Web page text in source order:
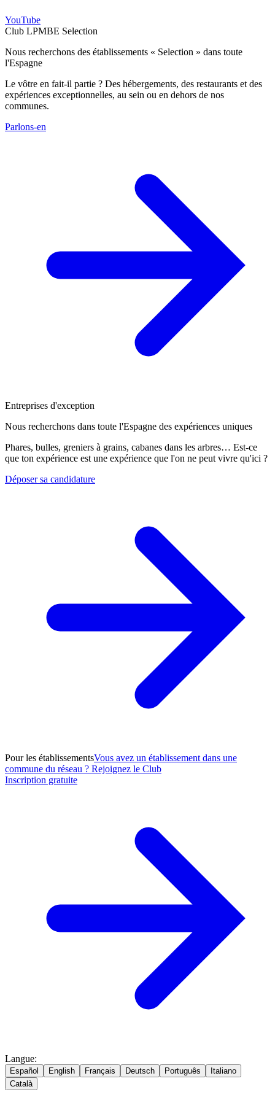
YouTube
Club LPMBE Selection
Nous recherchons des établissements « Selection » dans toute
l'Espagne
Le vôtre en fait-il partie ? Des hébergements, des restaurants et des
expériences exceptionnelles, au sein ou en dehors de nos
communes.
Parlons-en
Entreprises d'exception
Nous recherchons dans toute l'Espagne des expériences uniques
Phares, bulles, greniers à grains, cabanes dans les arbres… Est-ce
que ton expérience est une expérience que l'on ne peut vivre qu'ici ?
Déposer sa candidature
Pour les établissementsVous avez un établissement dans une
commune du réseau ? Rejoignez le Club
Inscription gratuite
Langue:
Español English Français Deutsch Português
Italiano
Català